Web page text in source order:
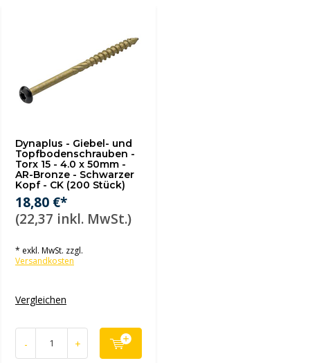
Dynaplus - Giebel- und
Topfbodenschrauben -
Torx 15 - 4.0 x 50mm -
AR-Bronze - Schwarzer
Kopf - CK (200 Stück)
18,80 €*
(22,37 inkl. MwSt.)
* exkl. MwSt. zzgl.
Versandkosten
Vergleichen
- +